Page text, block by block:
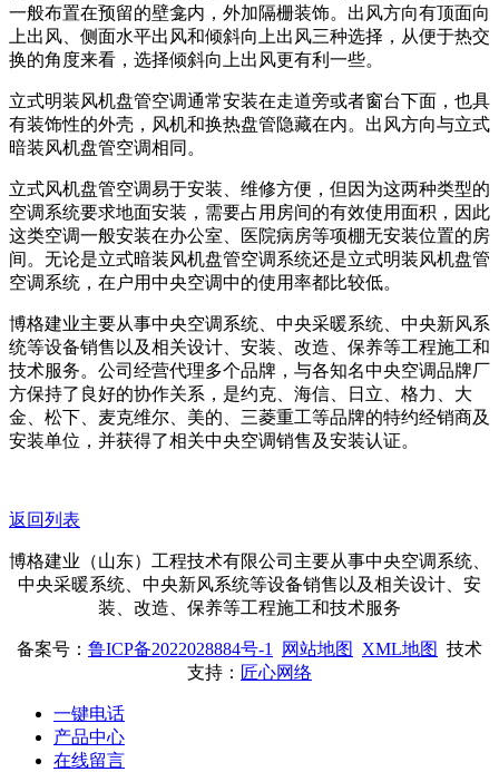
一般布置在预留的壁龛内，外加隔栅装饰。出风方向有顶面向
上出风、侧面水平出风和倾斜向上出风三种选择，从便于热交
换的角度来看，选择倾斜向上出风更有利一些。
立式明装风机盘管空调通常安装在走道旁或者窗台下面，也具
有装饰性的外壳，风机和换热盘管隐藏在内。出风方向与立式
暗装风机盘管空调相同。
立式风机盘管空调易于安装、维修方便，但因为这两种类型的
空调系统要求地面安装，需要占用房间的有效使用面积，因此
这类空调一般安装在办公室、医院病房等项棚无安装位置的房
间。无论是立式暗装风机盘管空调系统还是立式明装风机盘管
空调系统，在户用中央空调中的使用率都比较低。
博格建业主要从事中央空调系统、中央采暖系统、中央新风系
统等设备销售以及相关设计、安装、改造、保养等工程施工和
技术服务。公司经营代理多个品牌，与各知名中央空调品牌厂
方保持了良好的协作关系，是约克、海信、日立、格力、大
金、松下、麦克维尔、美的、三菱重工等品牌的特约经销商及
安装单位，并获得了相关中央空调销售及安装认证。
返回列表
博格建业（山东）工程技术有限公司主要从事中央空调系统、
中央采暖系统、中央新风系统等设备销售以及相关设计、安
装、改造、保养等工程施工和技术服务
备案号： 鲁ICP备2022028884号-1 网站地图 XML地图 技术
支持： 匠心网络
一键电话
产品中心
在线留言